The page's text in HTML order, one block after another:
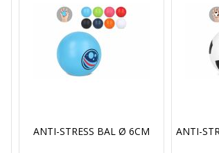
ANTI-STRESS BAL Ø 6CM
ANTI-